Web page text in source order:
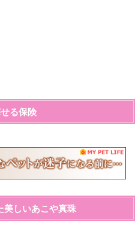
る保険
美しいあこや真珠